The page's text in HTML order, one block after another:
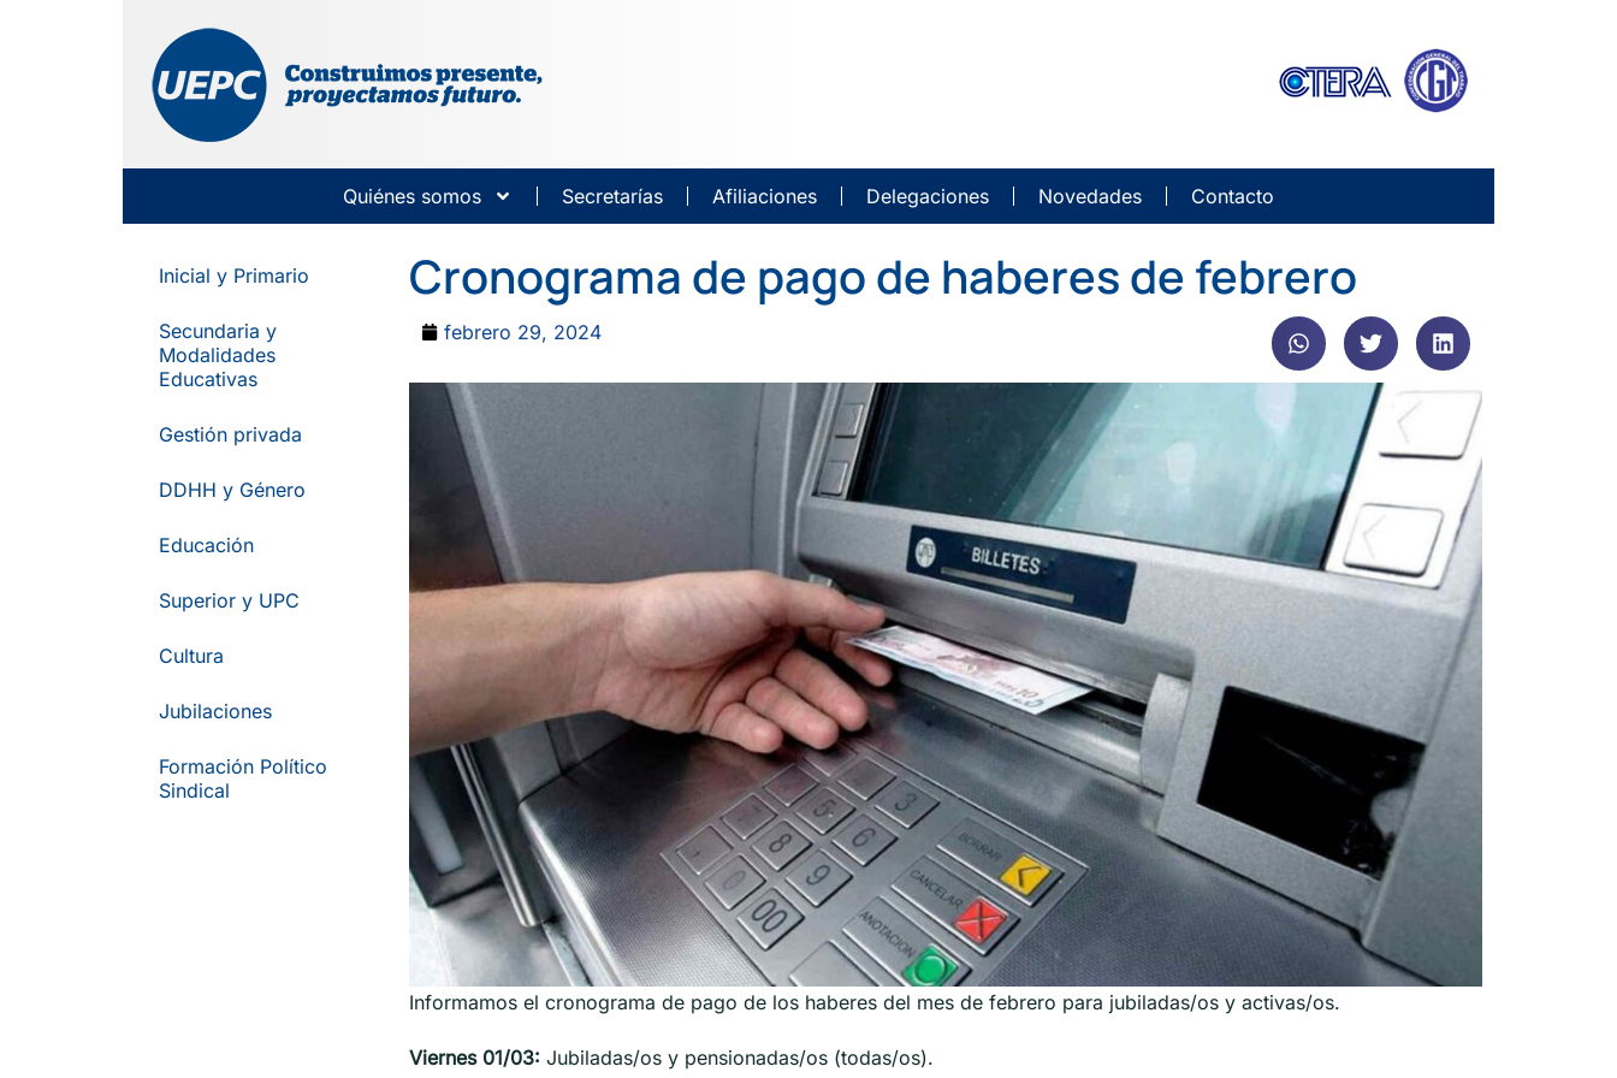
Quiénes somos Secretarías Afiliaciones Delegaciones Novedades Contacto
Inicial y Primario
Secundaria y
Modalidades
Educativas
Gestión privada
DDHH y Género
Educación
Superior y UPC
Cultura
Jubilaciones
Formación Político
Sindical
Cronograma de pago de haberes de febrero
febrero 29, 2024
Informamos el cronograma de pago de los haberes del mes de febrero para jubiladas/os y activas/os.
Viernes 01/03: Jubiladas/os y pensionadas/os (todas/os).